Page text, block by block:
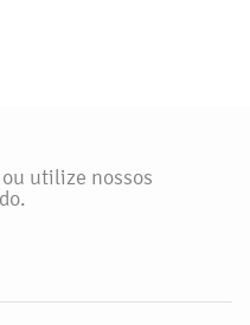
utilize nossos